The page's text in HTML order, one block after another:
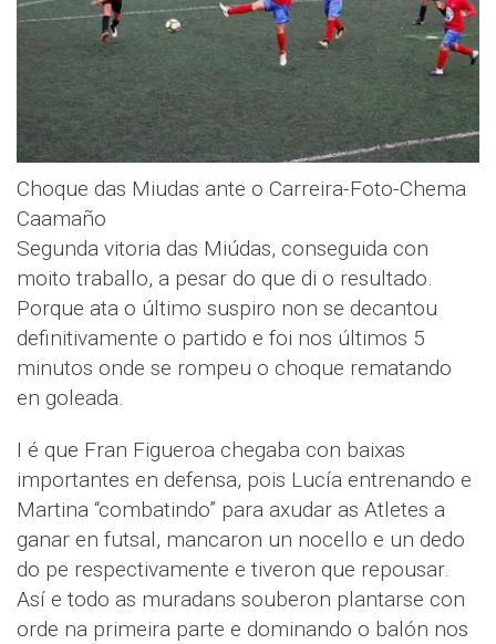
Choque das Miudas ante o Carreira-Foto-Chema
Caamaño
Segunda vitoria das Miúdas, conseguida con
moito traballo, a pesar do que di o resultado.
Porque ata o último suspiro non se decantou
definitivamente o partido e foi nos últimos 5
minutos onde se rompeu o choque rematando
en goleada.
I é que Fran Figueroa chegaba con baixas
importantes en defensa, pois Lucía entrenando e
Martina “combatindo” para axudar as Atletes a
ganar en futsal, mancaron un nocello e un dedo
do pe respectivamente e tiveron que repousar.
Así e todo as muradans souberon plantarse con
orde na primeira parte e dominando o balón nos